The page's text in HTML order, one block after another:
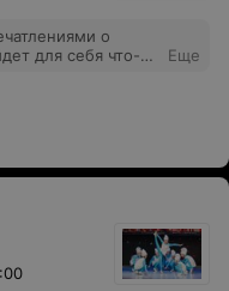
о
для себя что-
не умеешь и
не тянешься -
точно
с всегда
и
учиться
концерты,
весело и
Еще